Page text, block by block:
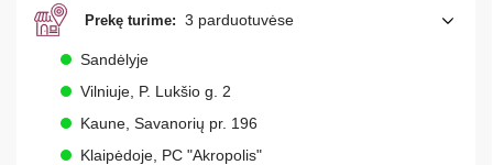
Prekę turime: 3 parduotuvėse
Sandėlyje
Vilniuje, P. Lukšio g. 2
Kaune, Savanorių pr. 196
Klaipėdoje, PC "Akropolis"